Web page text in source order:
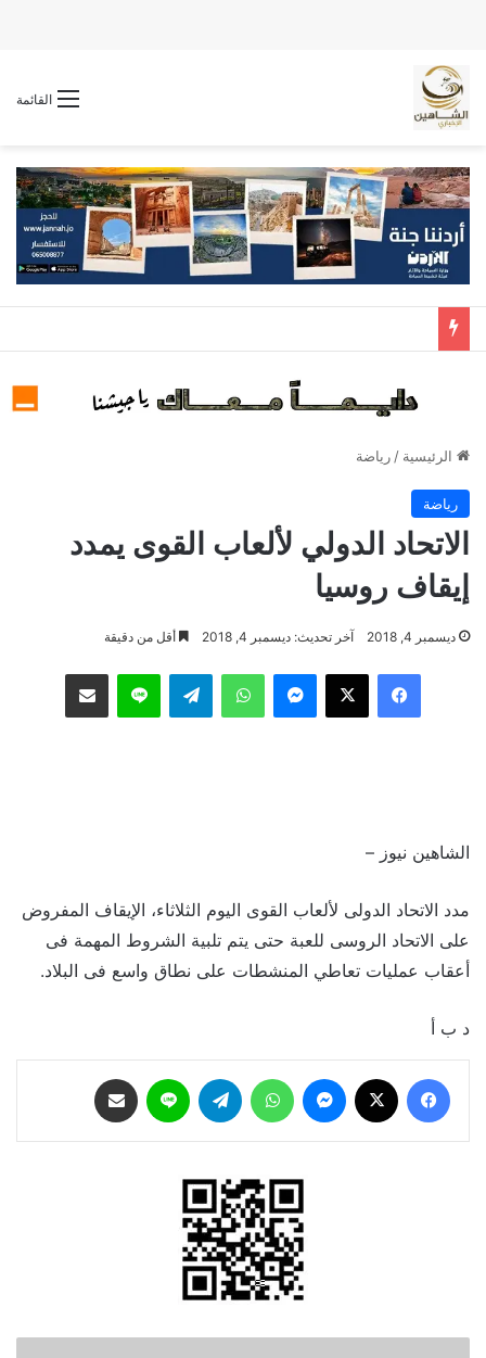
القائمة
الرئيسية / رياضة
رياضة
الاتحاد الدولي لألعاب القوى يمدد
إيقاف روسيا
ديسمبر 4, 2018 آخر تحديث: ديسمبر 4, 2018 أقل من دقيقة
فيسبوك ‫X ماسنجر واتساب تيلقرام لاين مشاركة عبر البريد
الشاهين نيوز –
مدد الاتحاد الدولى لألعاب القوى اليوم الثلاثاء، الإيقاف المفروض
على الاتحاد الروسى للعبة حتى يتم تلبية الشروط المهمة فى
أعقاب عمليات تعاطي المنشطات على نطاق واسع فى البلاد.
د ب أ
فيسبوك ماسنجر واتساب تيلقرام لاين